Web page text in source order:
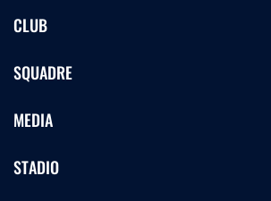
CLUB
SQUADRE
MEDIA
STADIO